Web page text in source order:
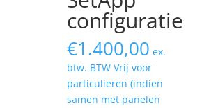
configuratie
€1.400,00 ex.
btw. BTW Vrij voor
particulieren (indien
samen met panelen